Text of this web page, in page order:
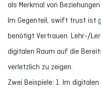
als Merkmal von
Im Gegenteil, swift trust ist
benötigt Vertrauen. Lehr-/
digitalen Raum auf die
verletzlich zu zeigen.
Zwei Beispiele: 1. Im